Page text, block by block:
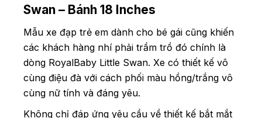
Swan – Bánh 18 Inches
Mẫu xe đạp trẻ em dành cho bé gái cũng khiến
các khách hàng nhí phải trầm trồ đó chính là
dòng RoyalBaby Little Swan. Xe có thiết kế vô
cùng điệu đà với cách phối màu hồng/trắng vô
cùng nữ tính và đáng yêu.
Không chỉ đáp ứng yêu cầu về thiết kế bắt mắt